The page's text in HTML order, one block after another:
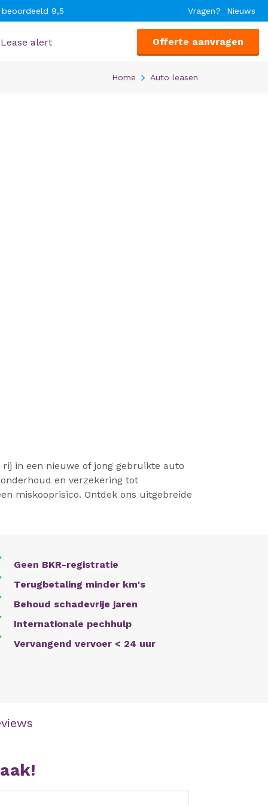
beoordeeld 9,5 Vragen? Nieuws
Lease alert Offerte aanvragen
Home Auto leasen
in een nieuwe of jong gebruikte auto
en verzekering tot
miskooprisico. Ontdek ons uitgebreide
Geen BKR-registratie
Terugbetaling minder km's
Behoud schadevrije jaren
Internationale pechhulp
Vervangend vervoer < 24 uur